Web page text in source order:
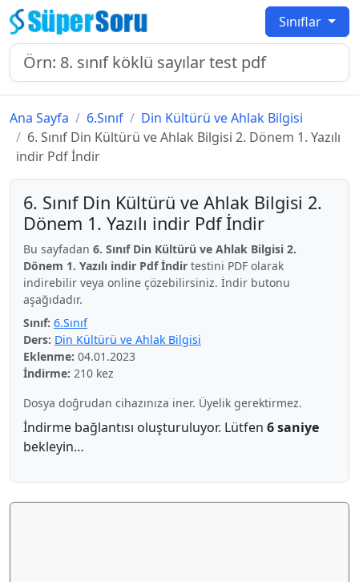
Sınıflar
Ana Sayfa 6.Sınıf
Din Kültürü ve Ahlak Bilgisi
6. Sınıf Din Kültürü ve Ahlak Bilgisi 2. Dönem 1. Yazılı
indir Pdf İndir
6. Sınıf Din Kültürü ve Ahlak Bilgisi 2.
Dönem 1. Yazılı indir Pdf İndir
Bu sayfadan 6. Sınıf Din Kültürü ve Ahlak Bilgisi 2.
Dönem 1. Yazılı indir Pdf İndir testini PDF olarak
indirebilir veya online çözebilirsiniz. İndir butonu
aşağıdadır.
Sınıf: 6.Sınıf
Ders: Din Kültürü ve Ahlak Bilgisi
Eklenme: 04.01.2023
İndirme: 210 kez
Dosya doğrudan cihazınıza iner. Üyelik gerektirmez.
İndirme bağlantısı oluşturuluyor. Lütfen 5 saniye
bekleyin…